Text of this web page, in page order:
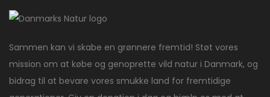
Sammen kan vi skabe en grønnere fremtid! Støt vores
mission om at købe og genoprette vild natur i Danmark, og
bidrag til at bevare vores smukke land for fremtidige